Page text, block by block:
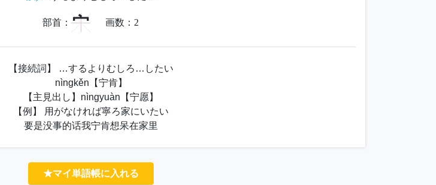
部首： 宀 画数： 2
【接続詞】 …するよりむしろ…したい
nìngkěn【宁肯】
【主見出し】nìngyuàn【宁愿】
【例】 用がなければ寧ろ家にいたい
要是没事的话我宁肯想呆在家里
★マイ単語帳に入れる